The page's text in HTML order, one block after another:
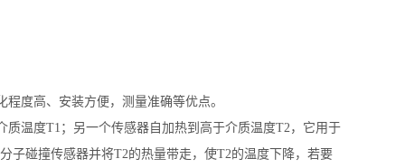
度高、安装方便，测量准确等优点。
质温度T1 ；另一个传感器自加热到高于介质温度T2，它用于
子碰撞传感器并将T2的热量带走，使T2的温度下降，若要